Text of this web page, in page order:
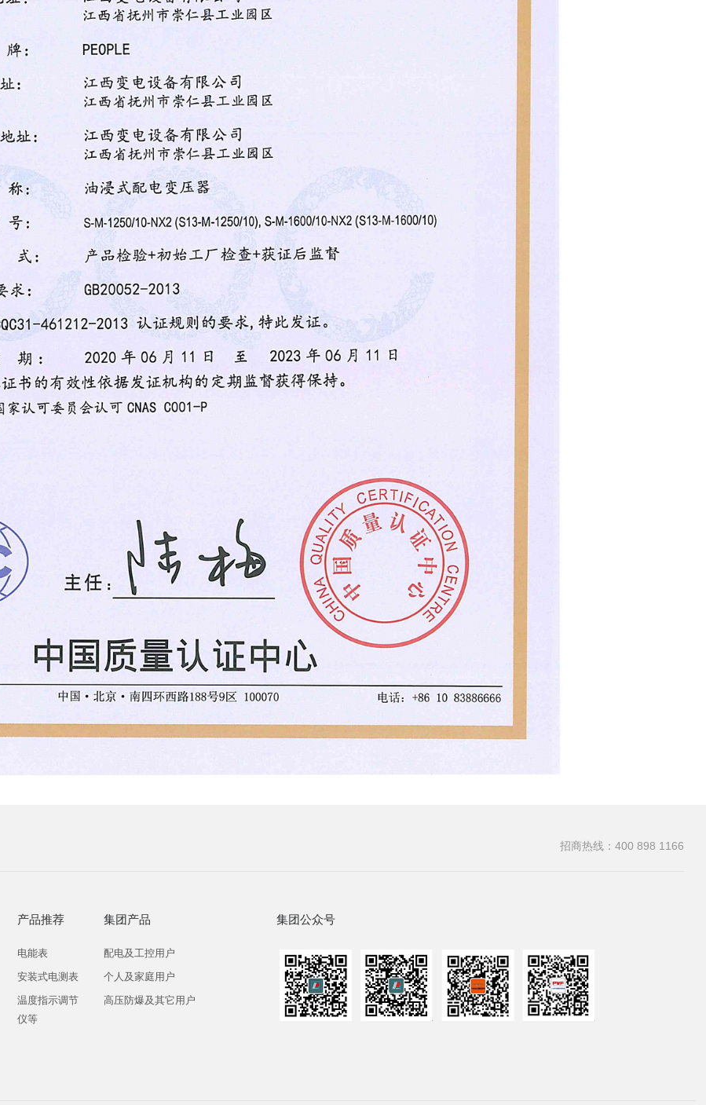
招商热线：400 898 1166
产品推荐
电能表
安装式电测表
温度指示调节
仪等
集团产品
配电及工控用户
个人及家庭用户
高压防爆及其它用户
集团公众号